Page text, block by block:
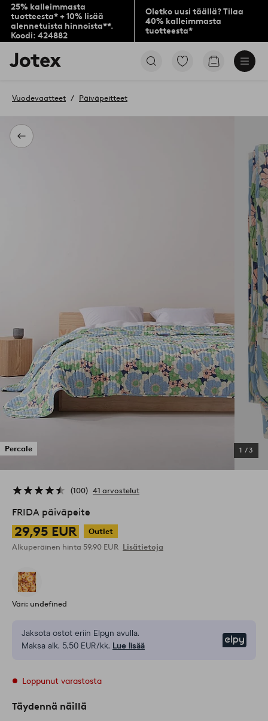
25% kalleimmasta
tuotteesta* + 10% lisää
alennetuista hinnoista**.
Koodi: 424882
Oletko uusi täällä? Tilaa
40% kalleimmasta
tuotteesta*
Jotex-
logo
aloitussivulle
Siirry
Siirry
Takaisin
Vuodevaatteet Päiväpeitteet
Percale 1 /3
100 41 arvostelut
FRIDA päiväpeite
29,95 EUR
Outlet
Alkuperäinen hinta 59,90 EUR Lisätietoja
Väri: undefined
Jaksota ostot eriin Elpyn avulla.
Maksa alk. 5,50 EUR/kk. Lue lisää
Loppunut varastosta
Täydennä näillä